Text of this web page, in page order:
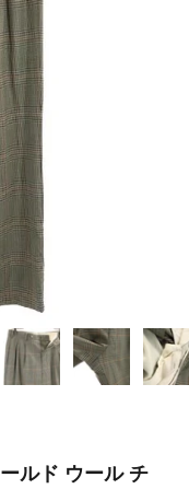
ルド ウール チ